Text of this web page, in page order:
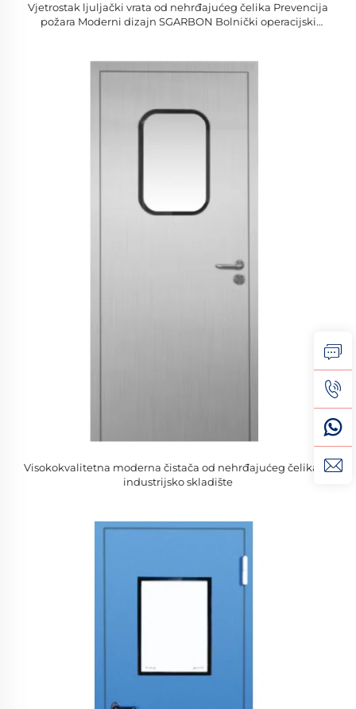
Vjetrostak ljuljački vrata od nehrđajućeg čelika Prevencija
požara Moderni dizajn SGARBON Bolnički operacijski
Visokokvalitetna moderna čistača od nehrđajućeg čelika za
industrijsko skladište